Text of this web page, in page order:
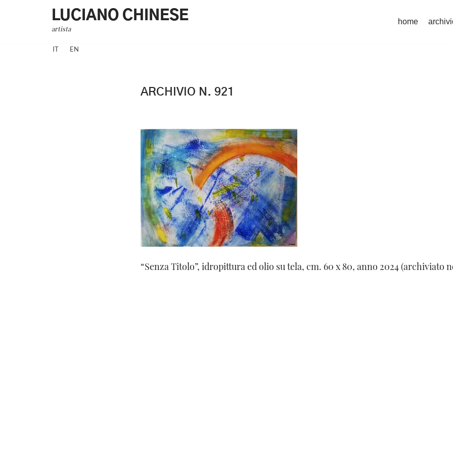
LUCIANO CHINESE
artista
home
IT EN
ARCHIVIO N. 921
“Senza Titolo”, idropittura ed olio su tela, cm. 60 x 80, anno 2024 (archiviato